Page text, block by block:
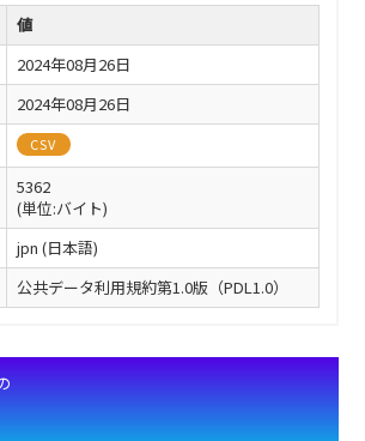
値
2024年08月26日
2024年08月26日
CSV
5362
(単位:バイト)
jpn (日本語)
公共データ利用規約第1.0版（PDL1.0）